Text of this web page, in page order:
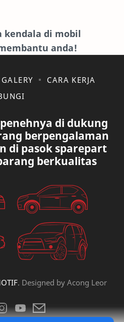
ISUZU
KAKI-KAKI
KONSULTASI
MERCEDES BANZ
MUSIK
PETA
PORUM
RANGE ROVER
REK ELETRICK
SCOKBEKER
kendala di mobil
anda!
GALERY
CARA KERJA
di dukung
berpengalaman
di pasok sparepart
berkualitas
. Designed by Acong Leor